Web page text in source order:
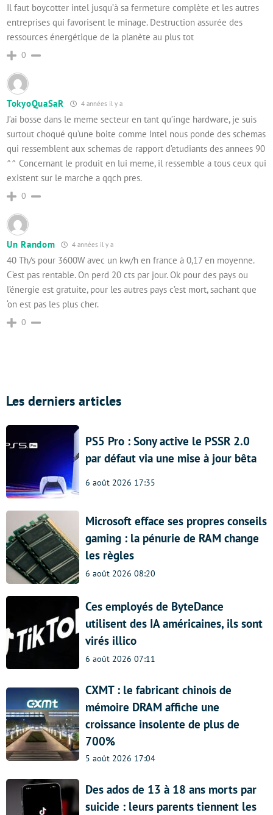
Il faut boycotter intel jusqu’à sa fermeture complète et les autres
entreprises qui favorisent le minage. Destruction assurée des
ressources énergétique de la planète au plus tot
0
TokyoQuaSaR 4 années il y a
J’ai bosse dans le meme secteur en tant qu’inge hardware, je suis
surtout choqué qu’une boite comme Intel nous ponde des schemas
qui ressemblent aux schemas de rapport d’etudiants des annees 90
^^ Concernant le produit en lui meme, il ressemble a tous ceux qui
existent sur le marche a qqch pres.
0
Un Random 4 années il y a
40 Th/s pour 3600W avec un kw/h en france à 0,17 en moyenne.
C’est pas rentable. On perd 20 cts par jour. Ok pour des pays ou
l’énergie est gratuite, pour les autres pays c’est mort, sachant que
‘on est pas les plus cher.
0
Les derniers articles
PS5 Pro : Sony active le PSSR 2.0
par défaut via une mise à jour bêta
6 août 2026 17:35
Microsoft efface ses propres conseils
gaming : la pénurie de RAM change
les règles
6 août 2026 08:20
Ces employés de ByteDance
utilisent des IA américaines, ils sont
virés illico
6 août 2026 07:11
CXMT : le fabricant chinois de
mémoire DRAM affiche une
croissance insolente de plus de
700%
5 août 2026 17:04
Des ados de 13 à 18 ans morts par
suicide : leurs parents tiennent les